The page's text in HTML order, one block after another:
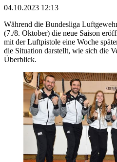
04.10.2023 12:13
Während die Bundesliga
(7./8. Oktober) die neue Saison
mit der Luftpistole eine Woche
die Situation darstellt, wie sich die
Überblick.